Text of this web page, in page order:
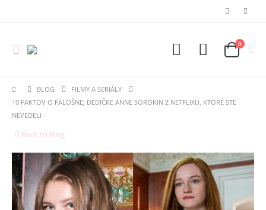
0
BLOG
FILMY A SERIÁLY
10 FAKTOV O FALOŠNEJ DEDIČKE ANNE SOROKIN Z NETFLIXU, KTORÉ STE
NEVEDELI
Back to Blog